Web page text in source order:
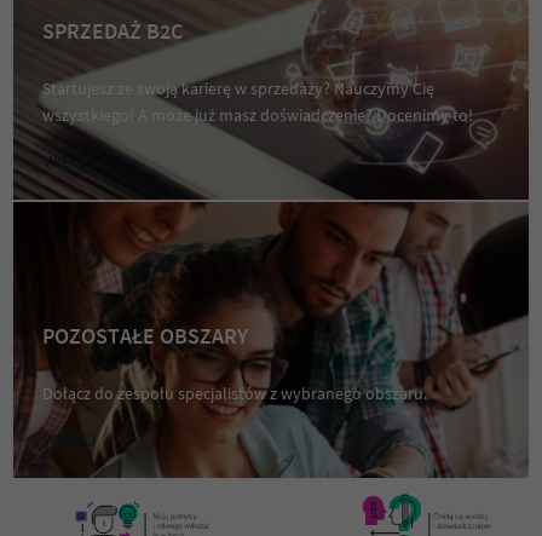
SPRZEDAŻ B2C
Startujesz ze swoją karierę w sprzedaży? Nauczymy Cię
wszystkiego! A może już masz doświadczenie? Docenimy to!
WIĘCEJ
POZOSTAŁE OBSZARY
Dołącz do zespołu specjalistów z wybranego obszaru.
WIĘCEJ